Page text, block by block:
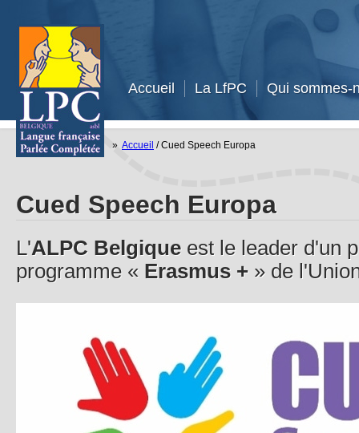
Accueil La LfPC Qui sommes-
» Accueil /Cued Speech Europa
Cued Speech Europa
L'ALPC Belgique est le leader d'un
programme « Erasmus + » de